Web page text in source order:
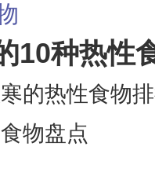
10种热性
的热性食物
物盘点